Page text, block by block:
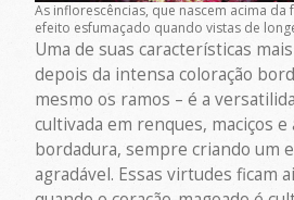
As inflorescências, que nascem acima da
efeito esfumaçado quando vistas de
Uma de suas características
depois da intensa coloração
mesmo os ramos – é a
cultivada em renques, maciços e
bordadura, sempre criando um
agradável. Essas virtudes ficam